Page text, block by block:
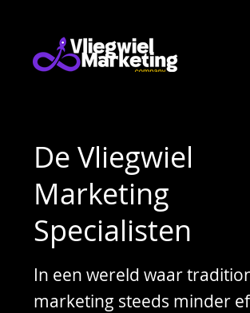
De Vliegwiel
Marketing
Specialisten
In een wereld waar
marketing steeds minder